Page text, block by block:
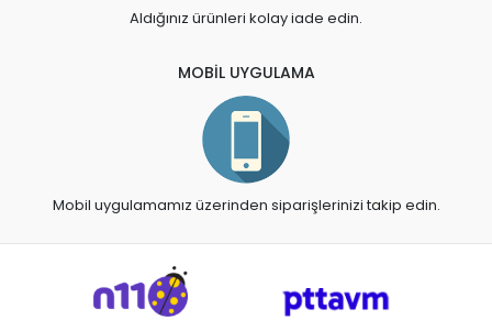
Aldığınız ürünleri kolay iade edin.
MOBİL UYGULAMA
Mobil uygulamamız üzerinden siparişlerinizi takip edin.